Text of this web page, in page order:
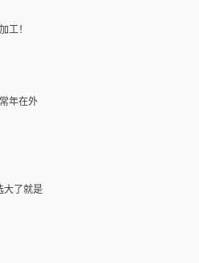
工！
年在外
大了就是